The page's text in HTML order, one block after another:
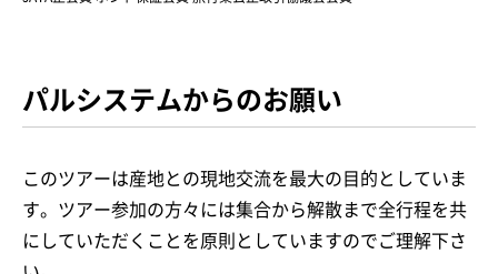
パルシステムからのお願い
このツアーは産地との現地交流を最大の目的としていま
す。ツアー参加の方々には集合から解散まで全行程を共
にしていただくことを原則としていますのでご理解下さ